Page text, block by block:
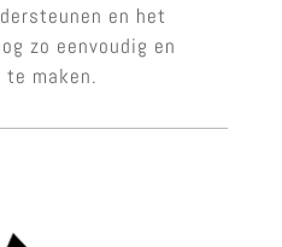
en het
zo eenvoudig en
maken.